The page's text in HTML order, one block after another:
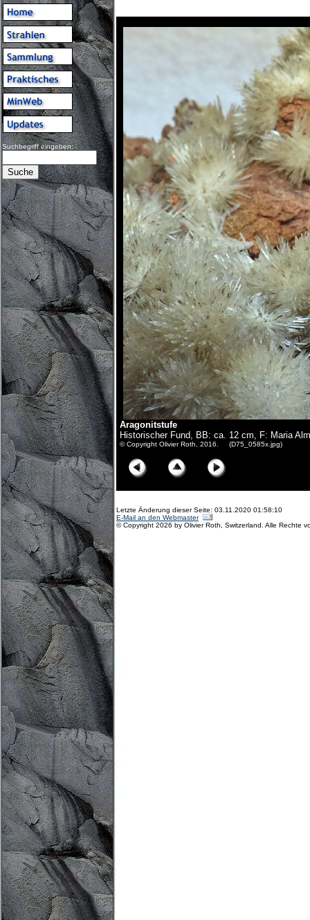
Suchbegriff eingeben:
Aragonitstufe
Historischer Fund, BB: ca. 12 cm, F: Maria
© Copyright Olivier Roth, 2016. (D75_0585x.jpg)
Letzte Änderung dieser Seite: 03.11.2020 01:58:10
E-Mail an den Webmaster
© Copyright 2026 by Olivier Roth, Switzerland. Alle Rechte